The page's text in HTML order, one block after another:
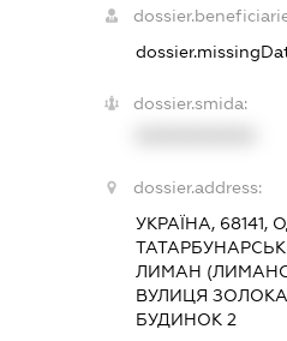
dossier.smida:
dossier.address:
УКРАЇНА, 68141,
ЛИМАН
ВУЛИЦЯ
БУДИНОК 2